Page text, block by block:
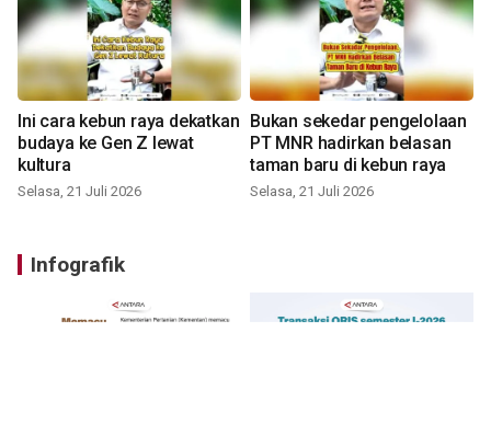
Ini cara kebun raya dekatkan
budaya ke Gen Z lewat
kultura
Selasa, 21 Juli 2026
Bukan sekedar pengelolaan
PT MNR hadirkan belasan
taman baru di kebun raya
Selasa, 21 Juli 2026
Infografik